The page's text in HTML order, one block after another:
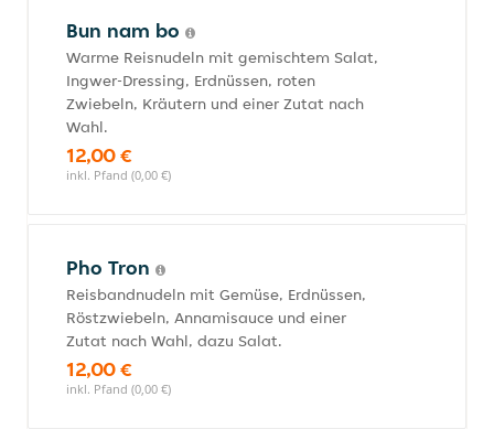
Bun nam bo
Warme Reisnudeln mit gemischtem Salat,
Ingwer-Dressing, Erdnüssen, roten
Zwiebeln, Kräutern und einer Zutat nach
Wahl.
12,00 €
inkl. Pfand (0,00 €)
Pho Tron
Reisbandnudeln mit Gemüse, Erdnüssen,
Röstzwiebeln, Annamisauce und einer
Zutat nach Wahl, dazu Salat.
12,00 €
inkl. Pfand (0,00 €)